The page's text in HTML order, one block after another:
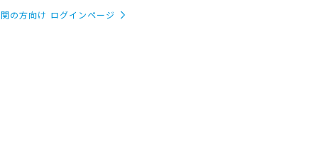
の方向け ログインページ